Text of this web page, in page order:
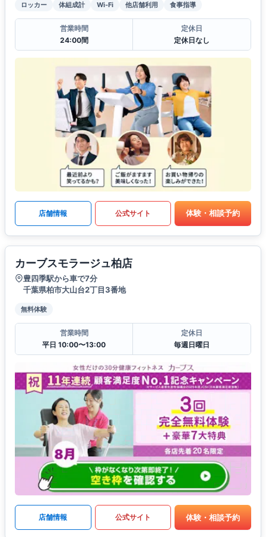
ロッカー 体組成計 Wi-Fi 他店舗利用 食事指導
営業時間
24:00間
定休日
定休日なし
店舗情報 公式サイト 体験・相談予約
カーブスモラージュ柏店
豊四季駅から車で7分
千葉県柏市大山台2丁目3番地
無料体験
営業時間
平日 10:00〜13:00
定休日
毎週日曜日
店舗情報 公式サイト 体験・相談予約